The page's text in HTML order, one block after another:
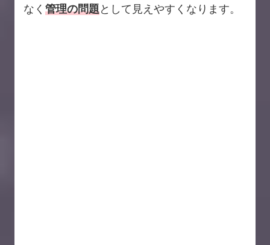
なく 管理の問題として見えやすくなります。